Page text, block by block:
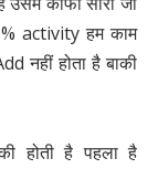
% activity हम काम
नहीं होता है बाकी
होती है पहला है